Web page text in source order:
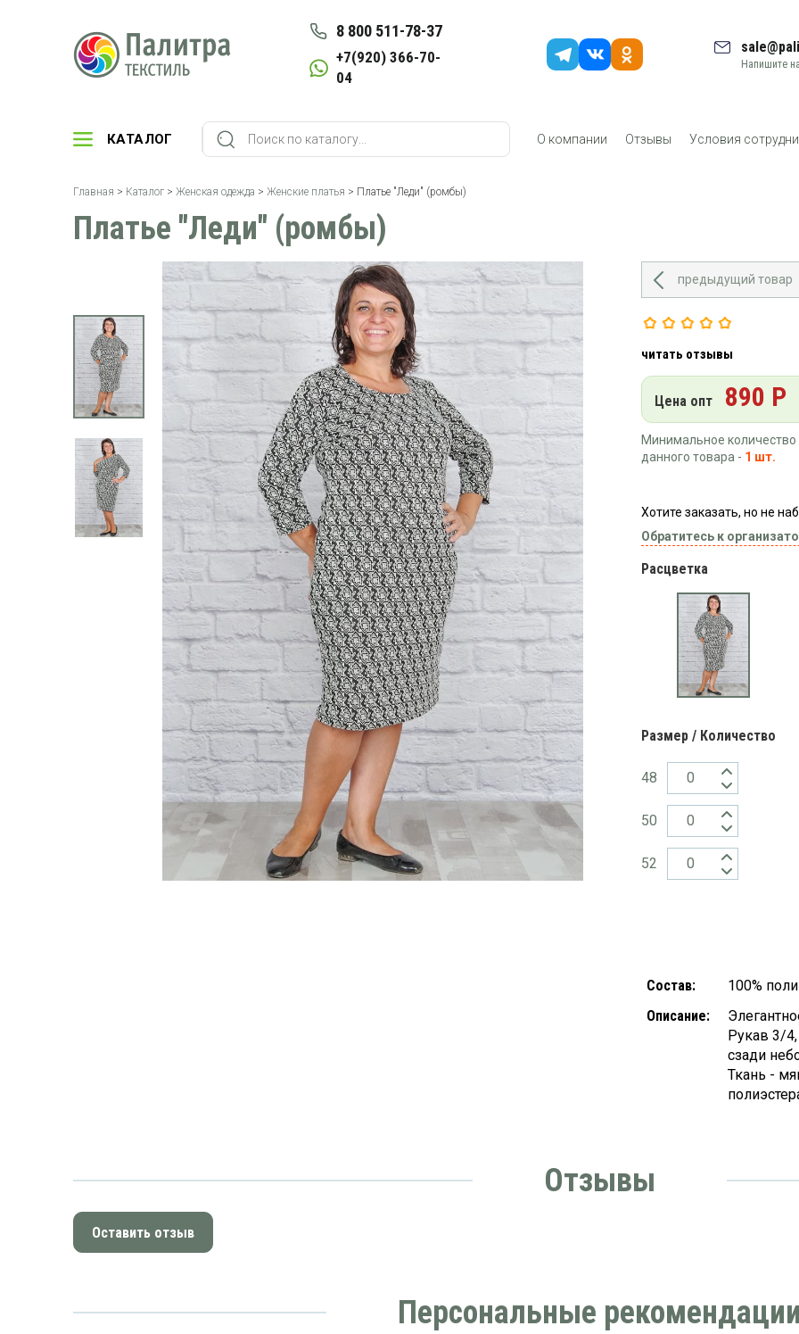
8 800 511-78-37
+7(920) 366-70-
04
Напишите
КАТАЛОГ О компании Отзывы Условия
Главная > Каталог > Женская одежда > Женские платья > Платье "Леди" (ромбы)
Платье "Леди" (ромбы)
предыдущий товар
читать отзывы
Цена опт 890 Р
Минимальное количество
данного товара - 1 шт.
Хотите заказать, но не
Обратитесь к
Расцветка
Размер / Количество
48
50
52
Состав:
100%
Описание:
Рукав 3/
сзади
Ткань -
Отзывы
Оставить отзыв
Персональные рекомендации